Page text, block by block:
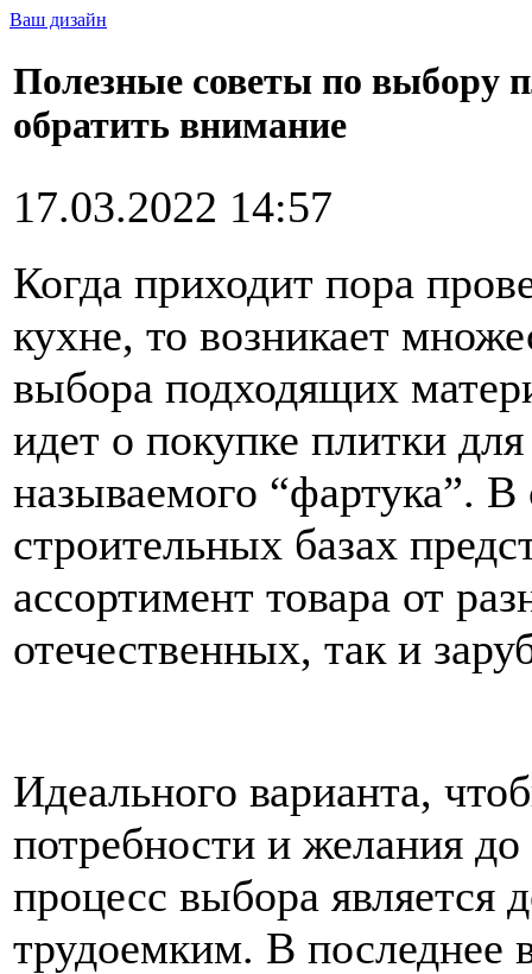
Ваш дизайн
Полезные советы по выбору
обратить внимание
17.03.2022 14:57
Когда приходит пора
кухне, то возникает
выбора подходящих
идет о покупке плитки
называемого “фартука”.
строительных базах
ассортимент товара от
отечественных, так и
Идеального варианта,
потребности и желания
процесс выбора является
трудоемким. В последнее